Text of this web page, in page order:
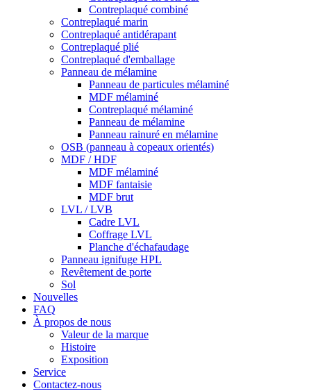
Contreplaqué combiné
Contreplaqué marin
Contreplaqué antidérapant
Contreplaqué plié
Contreplaqué d'emballage
Panneau de mélamine
Panneau de particules mélaminé
MDF mélaminé
Contreplaqué mélaminé
Panneau de mélamine
Panneau rainuré en mélamine
OSB (panneau à copeaux orientés)
MDF / HDF
MDF mélaminé
MDF fantaisie
MDF brut
LVL / LVB
Cadre LVL
Coffrage LVL
Planche d'échafaudage
Panneau ignifuge HPL
Revêtement de porte
Sol
Nouvelles
FAQ
À propos de nous
Valeur de la marque
Histoire
Exposition
Service
Contactez-nous